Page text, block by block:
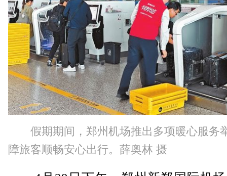
假期期间，郑州机场推出多项暖心服务
障旅客顺畅安心出行。薛奥林 摄